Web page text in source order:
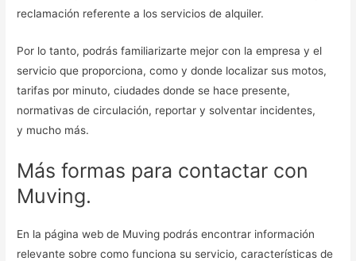
reclamación referente a los servicios de alquiler.
Por lo tanto, podrás familiarizarte mejor con la empresa y el
servicio que proporciona, como y donde localizar sus motos,
tarifas por minuto, ciudades donde se hace presente,
normativas de circulación, reportar y solventar incidentes,
y mucho más.
Más formas para contactar con
Muving.
En la página web de Muving podrás encontrar información
relevante sobre como funciona su servicio, características de